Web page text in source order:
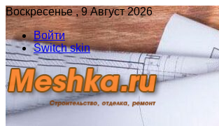
Воскресенье , 9 Август 2026
Войти
Switch skin